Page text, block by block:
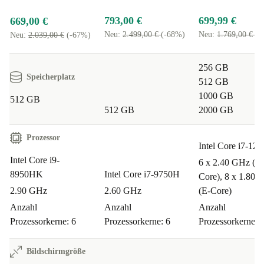
Funktion. So setzt du auf Technik, die nicht nur
leistungsstark, sondern auch umweltbewusst ist.
Häufige Fragen
Ist der Laptop auf dem neuesten Stand?
Alle Geräte
werden bei refurbed professionell geprüft, gereinigt und
technisch aufbereitet. Du erhältst ein voll
funktionsfähiges, zuverlässiges Notebook mit aktueller
Software.
669,00 €
Neu: 2.039,00 € (-67%)
793,00 €
Neu: 2.499,00 €(-68%)
699,99 €
Neu: 1.769,00 €
Speicherplatz
512 GB
512 GB
256 GB
512 GB
1000 GB
2000 GB
Prozessor
Intel Core i9-
8950HK
2.90 GHz
Anzahl
Prozessorkerne: 6
Intel Core i7-9750H
2.60 GHz
Anzahl
Prozessorkerne: 6
Intel Core i7-
6 x 2.40 GHz (P-
Core), 8 x 1.80
(E-Core)
Anzahl
Prozessorkerne:
Bildschirmgröße